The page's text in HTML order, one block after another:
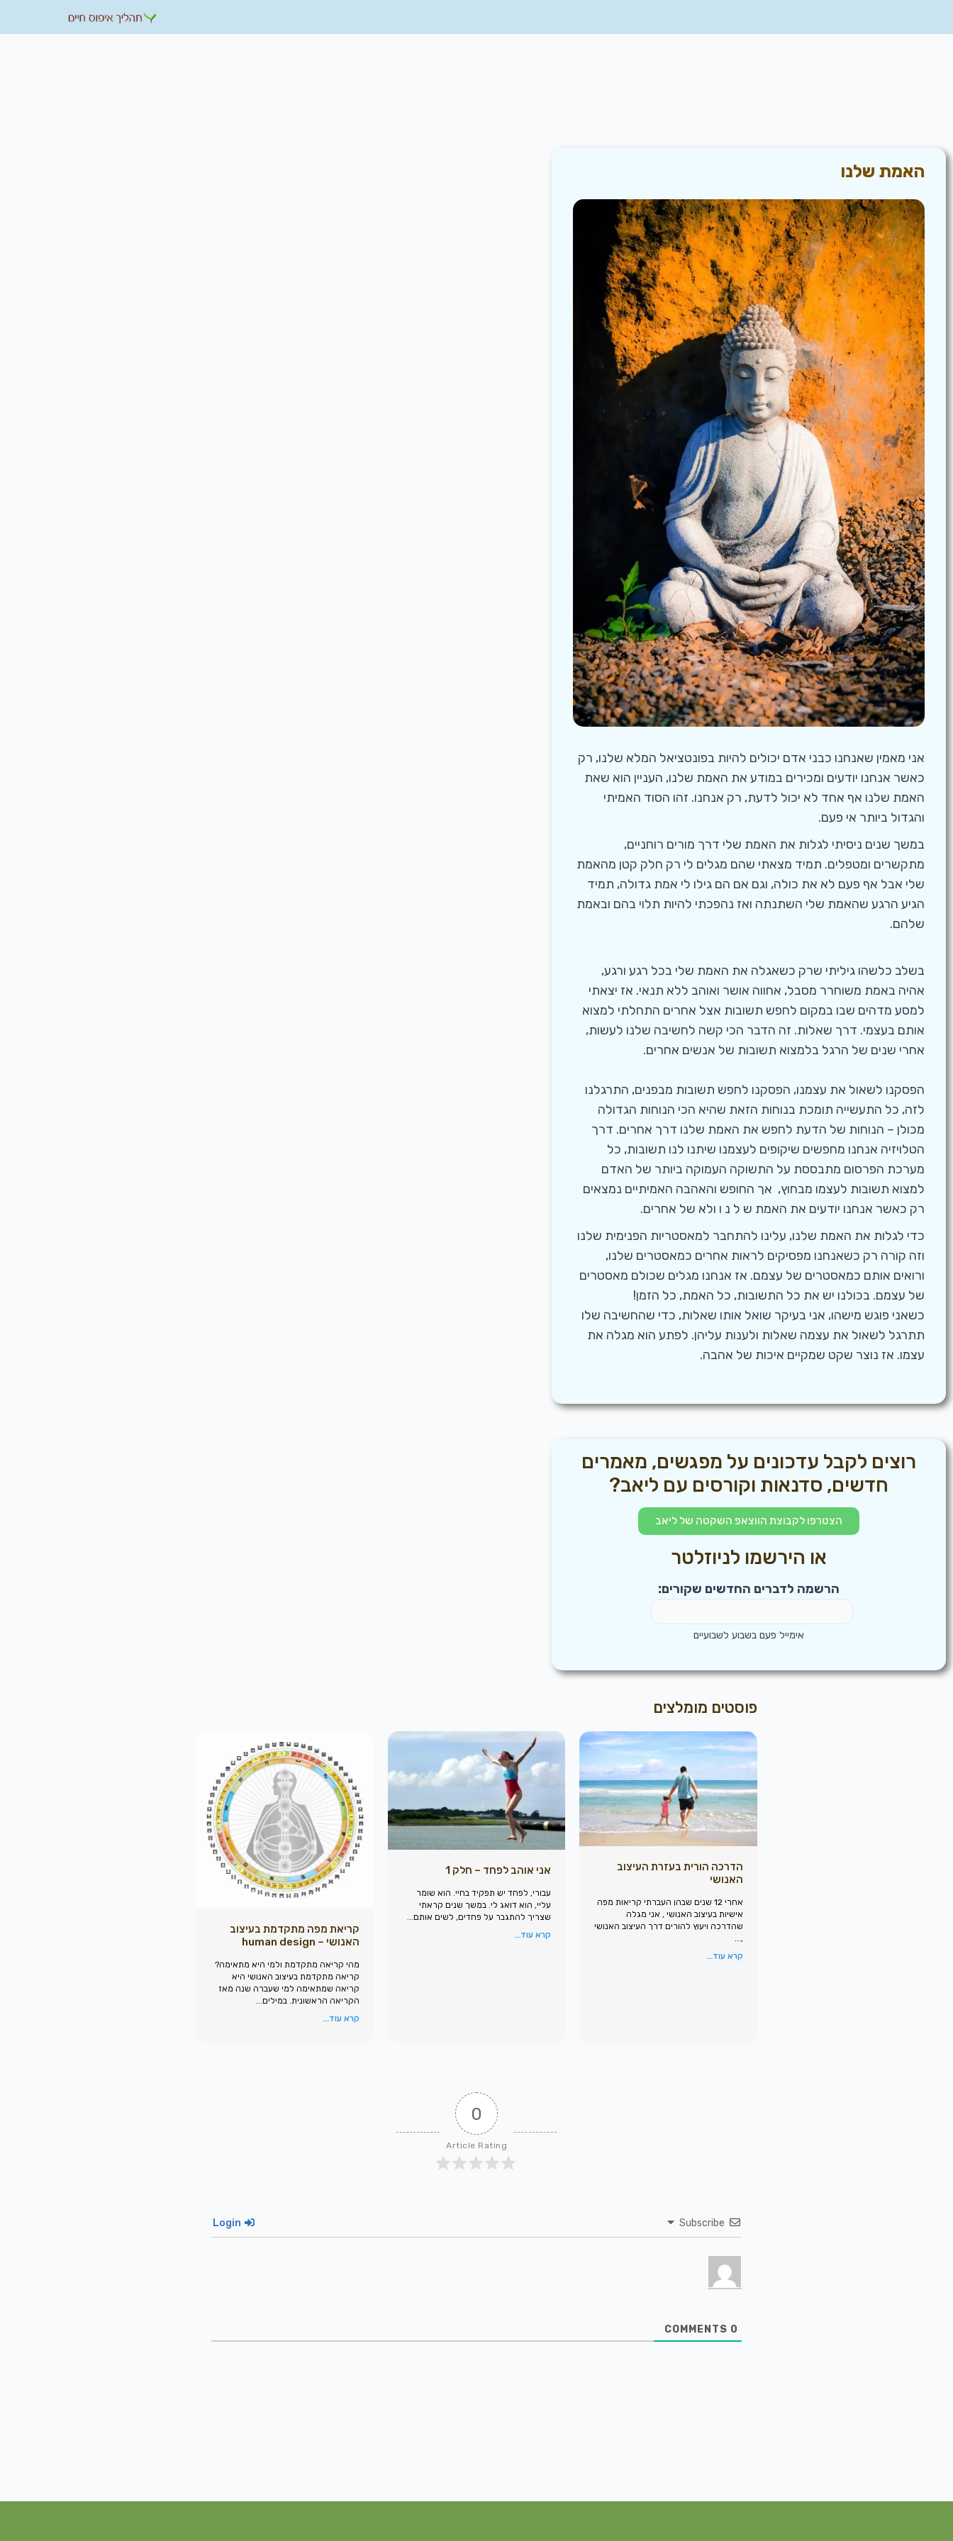
האמת שלנו
אני מאמין שאנחנו כבני אדם יכולים להיות בפונטציאל המלא שלנו, רק
כאשר אנחנו יודעים ומכירים במודע את האמת שלנו, העניין הוא שאת
האמת שלנו אף אחד לא יכול לדעת, רק אנחנו. זהו הסוד האמיתי
והגדול ביותר אי פעם.
במשך שנים ניסיתי לגלות את האמת שלי דרך מורים רוחניים,
מתקשרים ומטפלים. תמיד מצאתי שהם מגלים לי רק חלק קטן מהאמת
שלי אבל אף פעם לא את כולה, וגם אם הם גילו לי אמת גדולה, תמיד
הגיע הרגע שהאמת שלי השתנתה ואז נהפכתי להיות תלוי בהם ובאמת
שלהם.
בשלב כלשהו גיליתי שרק כשאגלה את האמת שלי בכל רגע ורגע,
אהיה באמת משוחרר מסבל, אחווה אושר ואוהב ללא תנאי. אז יצאתי
למסע מדהים שבו במקום לחפש תשובות אצל אחרים התחלתי למצוא
אותם בעצמי. דרך שאלות. זה הדבר הכי קשה לחשיבה שלנו לעשות,
אחרי שנים של הרגל בלמצוא תשובות של אנשים אחרים.
הפסקנו לשאול את עצמנו, הפסקנו לחפש תשובות מבפנים, התרגלנו
לזה, כל התעשייה תומכת בנוחות הזאת שהיא הכי הנוחות הגדולה
מכולן – הנוחות של הדעת לחפש את האמת שלנו דרך אחרים. דרך
הטלויזיה אנחנו מחפשים שיקופים לעצמנו שיתנו לנו תשובות, כל
מערכת הפרסום מתבססת על התשוקה העמוקה ביותר של האדם
למצוא תשובות לעצמו מבחוץ, אך החופש והאהבה האמיתיים נמצאים
רק כאשר אנחנו יודעים את האמת ש ל נ ו ולא של אחרים.
כדי לגלות את האמת שלנו, עלינו להתחבר למאסטריות הפנימית שלנו
וזה קורה רק כשאנחנו מפסיקים לראות אחרים כמאסטרים שלנו,
ורואים אותם כמאסטרים של עצמם. אז אנחנו מגלים שכולם מאסטרים
של עצמם. בכולנו יש את כל התשובות, כל האמת, כל הזמן!
כשאני פוגש מישהו, אני בעיקר שואל אותו שאלות, כדי שהחשיבה שלו
תתרגל לשאול את עצמה שאלות ולענות עליהן. לפתע הוא מגלה את
עצמו. אז נוצר שקט שמקיים איכות של אהבה.
רוצים לקבל עדכונים על מפגשים, מאמרים
חדשים, סדנאות וקורסים עם ליאב?
הצטרפו לקבוצת הווצאפ השקטה של ליאב
או הירשמו לניוזלטר
הרשמה לדברים החדשים שקורים:
אימייל פעם בשבוע לשבועיים
פוסטים מומלצים
הדרכה הורית בעזרת העיצוב
האנושי
אחרי 12 שנים שבהן העברתי קריאות מפה
אישיות בעיצוב האנושי , אני מגלה
שהדרכה ויעוץ להורים דרך העיצוב האנושי
,...
קרא עוד...
אני אוהב לפחד – חלק 1
עבורי, לפחד יש תפקיד בחיי. הוא שומר
עליי, הוא דואג לי. במשך שנים קראתי
שצריך להתגבר על פחדים, לשים אותם...
קרא עוד...
קריאת מפה מתקדמת בעיצוב
האנושי – human design
מהי קריאה מתקדמת ולמי היא מתאימה?
קריאה מתקדמת בעיצוב האנושי היא
קריאה שמתאימה למי שעברה שנה מאז
הקריאה הראשונית. במילים...
קרא עוד...
0
Article Rating
Subscribe
0